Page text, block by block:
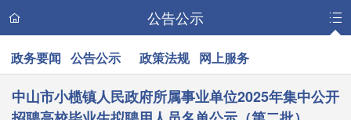
公告公示
政务要闻 公告公示 政策法规 网上服务
中山市小榄镇人民政府所属事业单位2025年集中公开